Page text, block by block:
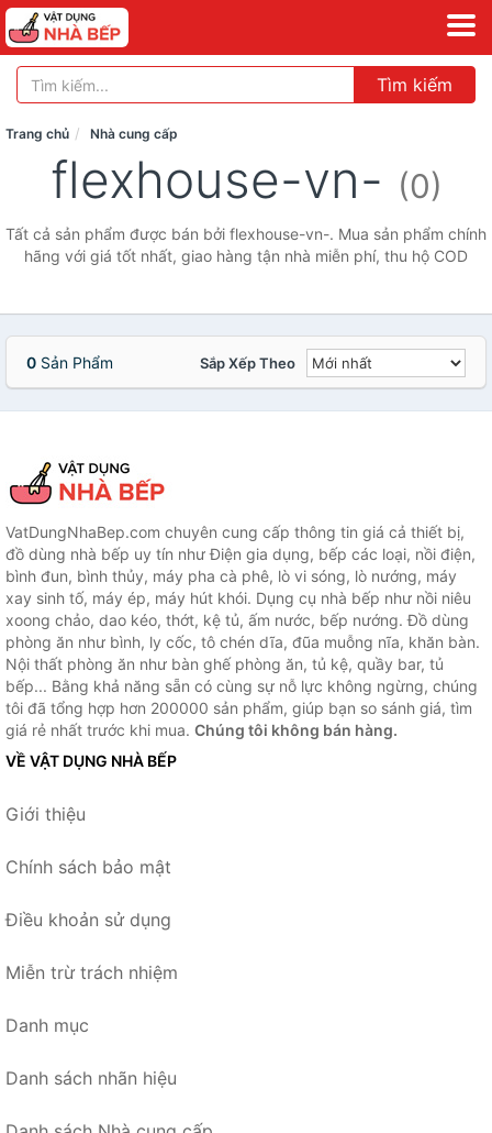
Tìm kiếm
Trang chủ Nhà cung cấp
flexhouse-vn- (0)
Tất cả sản phẩm được bán bởi flexhouse-vn-. Mua sản phẩm chính
hãng với giá tốt nhất, giao hàng tận nhà miễn phí, thu hộ COD
0 Sản Phẩm Sắp Xếp Theo
VatDungNhaBep.com chuyên cung cấp thông tin giá cả thiết bị,
đồ dùng nhà bếp uy tín như Điện gia dụng, bếp các loại, nồi điện,
bình đun, bình thủy, máy pha cà phê, lò vi sóng, lò nướng, máy
xay sinh tố, máy ép, máy hút khói. Dụng cụ nhà bếp như nồi niêu
xoong chảo, dao kéo, thớt, kệ tủ, ấm nước, bếp nướng. Đồ dùng
phòng ăn như bình, ly cốc, tô chén dĩa, đũa muỗng nĩa, khăn bàn.
Nội thất phòng ăn như bàn ghế phòng ăn, tủ kệ, quầy bar, tủ
bếp... Bằng khả năng sẵn có cùng sự nỗ lực không ngừng, chúng
tôi đã tổng hợp hơn 200000 sản phẩm, giúp bạn so sánh giá, tìm
giá rẻ nhất trước khi mua. Chúng tôi không bán hàng.
VỀ VẬT DỤNG NHÀ BẾP
Giới thiệu
Chính sách bảo mật
Điều khoản sử dụng
Miễn trừ trách nhiệm
Danh mục
Danh sách nhãn hiệu